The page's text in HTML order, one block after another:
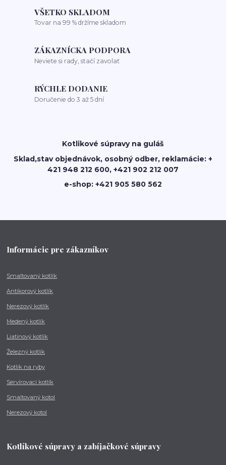
VŠETKO SKLADOM
Tovar na 99 % držíme skladom
ZÁKAZNÍCKA PODPORA
Neviete si rady, stačí zavolať
RÝCHLE DODANIE
Doručenie do 3 až 5 dní
Kotlikové súpravy na guláš
Sklad,stav objednávok, osobný odber, reklamácie: +
421 948 212 600, +421 902 212 007
e-shop: +421 905 580 562
Informácie pre zákazníkov
Smaltovaný kotlík
Antikorový kotlík
Nerezový kotlík
Medený kotlík
Liatinový kotlík
Železný kotlík
Kotlík na ryby
Servírovací kotlík
Smaltovaný kotol
Nerezový kotol
Kotlíkové súpravy a zabíjačkové súpravy